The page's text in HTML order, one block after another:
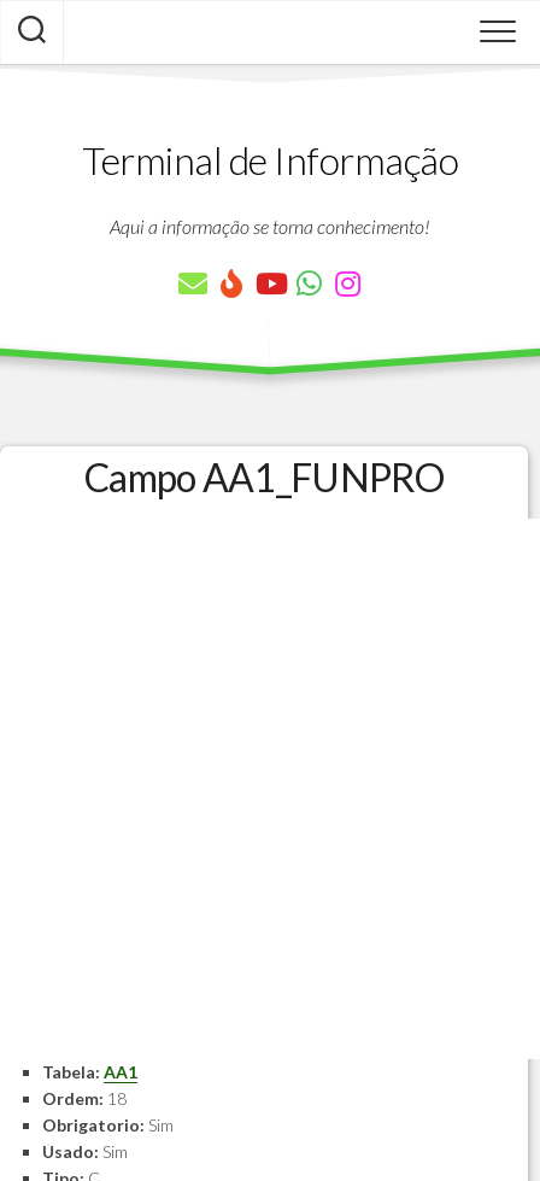
Skip
content
Terminal de Informação
Aqui a informação se torna conhecimento!
Campo AA1_FUNPRO
Tabela: AA1
Ordem: 18
Obrigatorio: Sim
Usado: Sim